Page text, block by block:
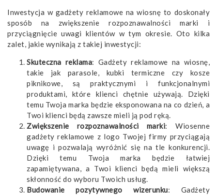
Inwestycja w gadżety reklamowe na wiosnę to doskonały
sposób na zwiększenie rozpoznawalności marki i
przyciągnięcie uwagi klientów w tym okresie. Oto kilka
zalet, jakie wynikają z takiej inwestycji:
Skuteczna reklama: Gadżety reklamowe na wiosnę,
takie jak parasole, kubki termiczne czy kosze
piknikowe, są praktycznymi i funkcjonalnymi
produktami, które klienci chętnie używają. Dzięki
temu Twoja marka będzie eksponowana na co dzień, a
Twoi klienci będą zawsze mieli ją pod ręką.
Zwiększenie rozpoznawalności marki: Wiosenne
gadżety reklamowe z logo Twojej firmy przyciągają
uwagę i pozwalają wyróżnić się na tle konkurencji.
Dzięki temu Twoja marka będzie łatwiej
zapamiętywana, a Twoi klienci będą mieli większą
skłonność do wyboru Twoich usług.
Budowanie pozytywnego wizerunku: Gadżety